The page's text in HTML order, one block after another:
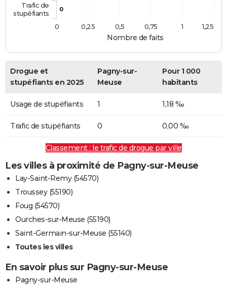
Nombre de faits
0
Trafic de
stupéfiants
0
1
0,25 0,5 0,75 1,25
Drogue et
stupéfiants en 2025
Pagny-sur-
Meuse
Pour 1 000
habitants
Usage de stupéfiants 1 1,18 ‰
Trafic de stupéfiants 0 0,00 ‰
Classement : le trafic de drogue par ville
Les villes à proximité de Pagny-sur-Meuse
Lay-Saint-Remy (54570)
Troussey (55190)
Foug (54570)
Ourches-sur-Meuse (55190)
Saint-Germain-sur-Meuse (55140)
Toutes les villes
En savoir plus sur Pagny-sur-Meuse
Pagny-sur-Meuse